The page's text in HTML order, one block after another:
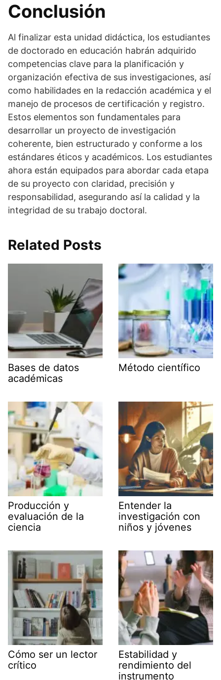
Conclusión
Al finalizar esta unidad didáctica, los estudiantes
de doctorado en educación habrán adquirido
competencias clave para la planificación y
organización efectiva de sus investigaciones, así
como habilidades en la redacción académica y el
manejo de procesos de certificación y registro.
Estos elementos son fundamentales para
desarrollar un proyecto de investigación
coherente, bien estructurado y conforme a los
estándares éticos y académicos. Los estudiantes
ahora están equipados para abordar cada etapa
de su proyecto con claridad, precisión y
responsabilidad, asegurando así la calidad y la
integridad de su trabajo doctoral.
Related Posts
Bases de datos
académicas
Método científico
Producción y
evaluación de la
ciencia
Entender la
investigación con
niños y jóvenes
Cómo ser un lector
crítico
Estabilidad y
rendimiento del
instrumento